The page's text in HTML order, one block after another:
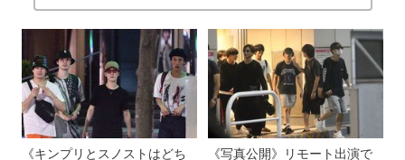
《キンプリとスノストはどち
《写真公開》リモート出演で